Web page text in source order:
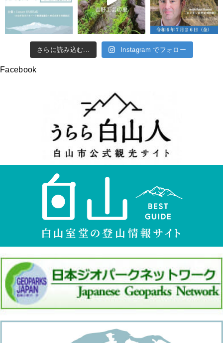
さらに読み込む... Instagram でフォロー
Facebook